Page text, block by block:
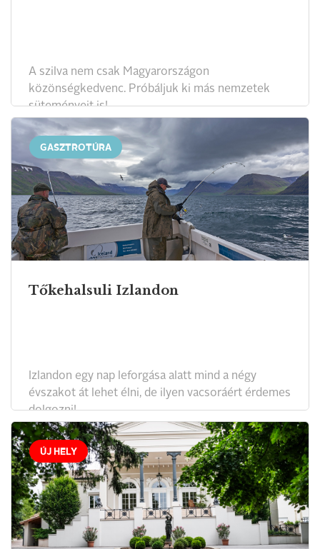
A szilva nem csak Magyarországon
közönségkedvenc. Próbáljuk ki más nemzetek
süteményeit is!
GASZTROTÚRA
Tőkehalsuli Izlandon
Izlandon egy nap leforgása alatt mind a négy
évszakot át lehet élni, de ilyen vacsoráért érdemes
dolgozni!
ÚJ HELY